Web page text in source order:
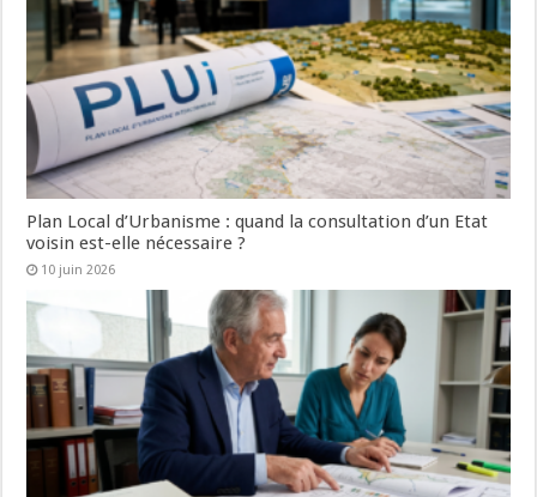
Plan Local d’Urbanisme : quand la consultation d’un Etat
voisin est-elle nécessaire ?
10 juin 2026